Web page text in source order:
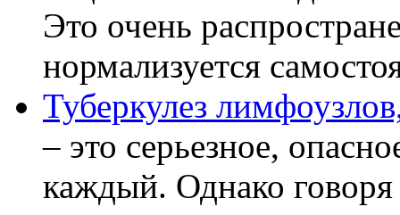
Это очень
нормализуется
Туберкулез
– это серьезное,
каждый. Однако говоря